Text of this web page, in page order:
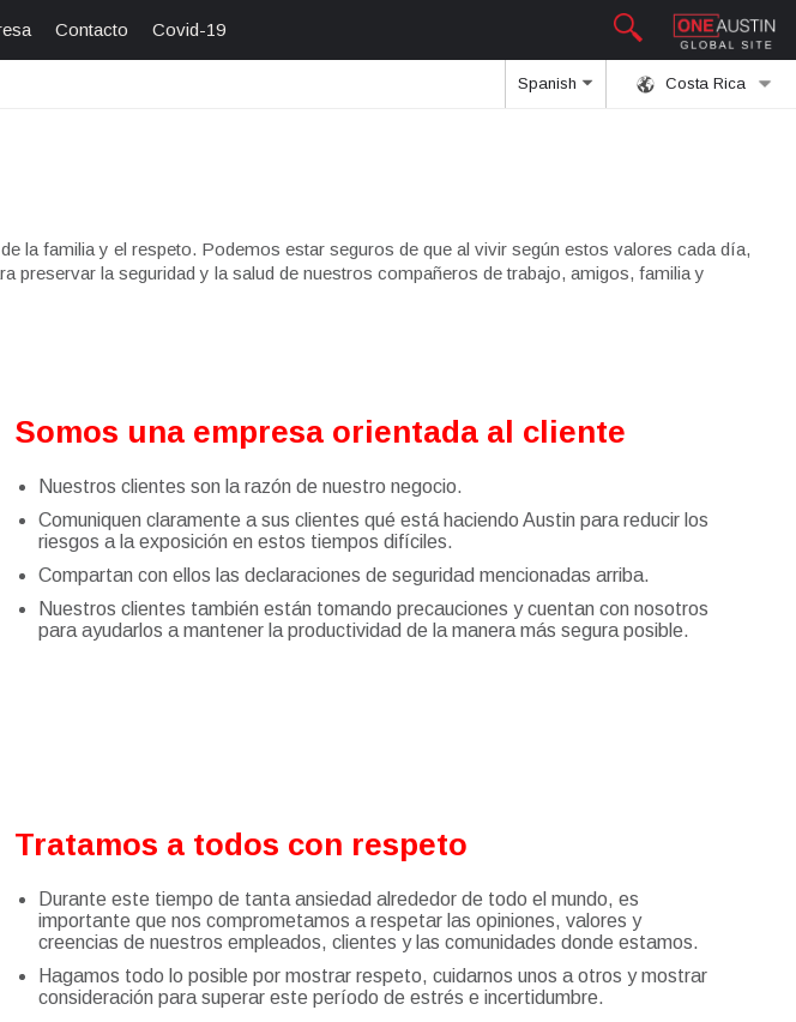
Contacto Covid-19
Costa Rica
Spanish
la familia y el respeto. Podemos estar seguros de que al vivir según estos valores cada día,
la seguridad y la salud de nuestros compañeros de trabajo, amigos, familia y
Somos una empresa orientada al cliente
Nuestros clientes son la razón de nuestro negocio.
Comuniquen claramente a sus clientes qué está haciendo Austin para reducir los
riesgos a la exposición en estos tiempos difíciles.
Compartan con ellos las declaraciones de seguridad mencionadas arriba.
Nuestros clientes también están tomando precauciones y cuentan con nosotros
para ayudarlos a mantener la productividad de la manera más segura posible.
Tratamos a todos con respeto
Durante este tiempo de tanta ansiedad alrededor de todo el mundo, es
importante que nos comprometamos a respetar las opiniones, valores y
creencias de nuestros empleados, clientes y las comunidades donde estamos.
Hagamos todo lo posible por mostrar respeto, cuidarnos unos a otros y mostrar
consideración para superar este período de estrés e incertidumbre.